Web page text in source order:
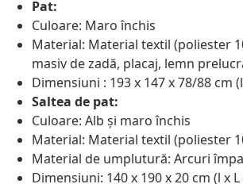
Pat:
Culoare: Maro închis
Material: Material textil (poliester
masiv de zadă, placaj, lemn
Dimensiuni : 193 x 147 x 78/88 cm
Saltea de pat:
Culoare: Alb și maro închis
Material: Material textil (poliester
Material de umplutură: Arcuri
Dimensiuni: 140 x 190 x 20 cm (l x L